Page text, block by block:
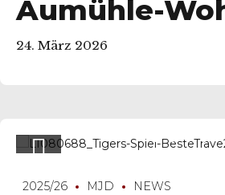
Aumühle-
24. März 2026
2025/26 MJD NEWS